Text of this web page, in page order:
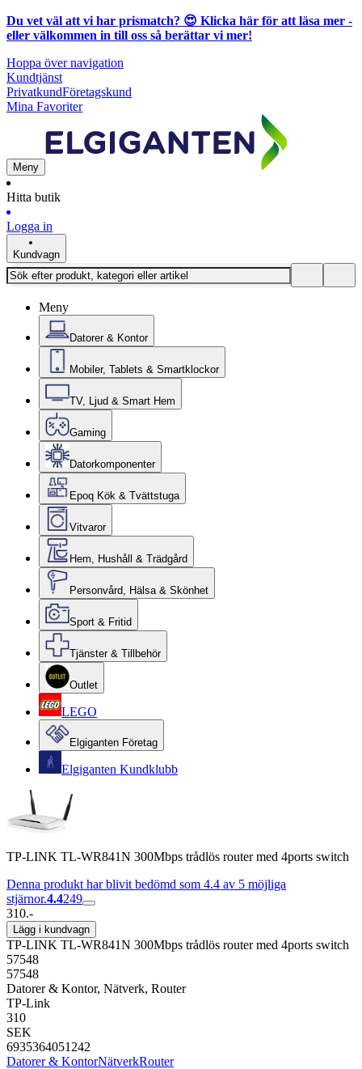
Du vet väl att vi har prismatch? 😍 Klicka här för att läsa mer -
eller välkommen in till oss så berättar vi mer!
Hoppa över navigation
Kundtjänst
PrivatkundFöretagskund
Mina Favoriter
Meny
Hitta butik
Logga in
Kundvagn
Meny
Datorer & Kontor
Mobiler, Tablets & Smartklockor
TV, Ljud & Smart Hem
Gaming
Datorkomponenter
Epoq Kök & Tvättstuga
Vitvaror
Hem, Hushåll & Trädgård
Personvård, Hälsa & Skönhet
Sport & Fritid
Tjänster & Tillbehör
Outlet
LEGO
Elgiganten Företag
Elgiganten Kundklubb
TP-LINK TL-WR841N 300Mbps trådlös router med 4ports switch
Denna produkt har blivit bedömd som 4.4 av 5 möjliga
stjärnor.4.4249
310.-
Lägg i kundvagn
TP-LINK TL-WR841N 300Mbps trådlös router med 4ports switch
57548
57548
Datorer & Kontor, Nätverk, Router
TP-Link
310
SEK
6935364051242
Datorer & KontorNätverkRouter